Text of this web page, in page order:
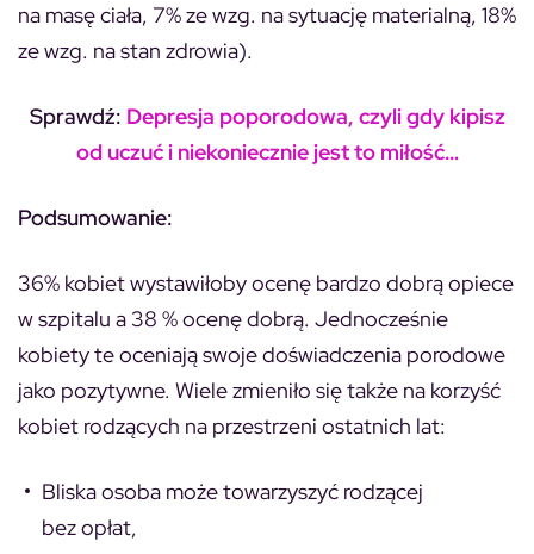
na masę ciała, 7% ze wzg. na sytuację materialną, 18%
ze wzg. na stan zdrowia).
Sprawdź: Depresja poporodowa, czyli gdy kipisz
od uczuć i niekoniecznie jest to miłość…
Podsumowanie:
36% kobiet wystawiłoby ocenę bardzo dobrą opiece
w szpitalu a 38 % ocenę dobrą. Jednocześnie
kobiety te oceniają swoje doświadczenia porodowe
jako pozytywne. Wiele zmieniło się także na korzyść
kobiet rodzących na przestrzeni ostatnich lat:
Bliska osoba może towarzyszyć rodzącej
bez opłat,